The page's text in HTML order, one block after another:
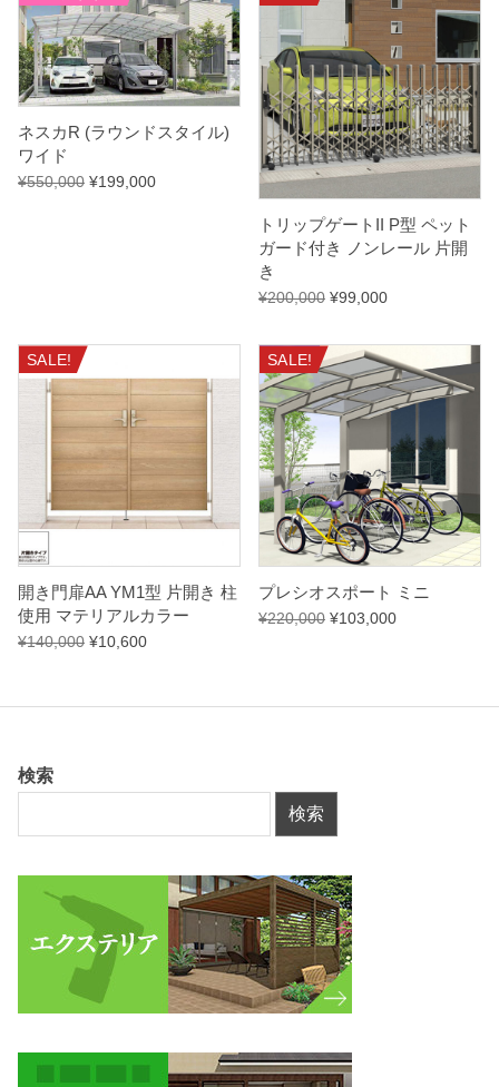
ネスカR (ラウンドスタイル)
ワイド
¥550,000 ¥199,000
トリップゲートII P型 ペット
ガード付き ノンレール 片開
き
¥200,000 ¥99,000
SALE!
開き門扉AA YM1型 片開き 柱
使用 マテリアルカラー
¥140,000 ¥10,600
SALE!
プレシオスポート ミニ
¥220,000 ¥103,000
検索
検索